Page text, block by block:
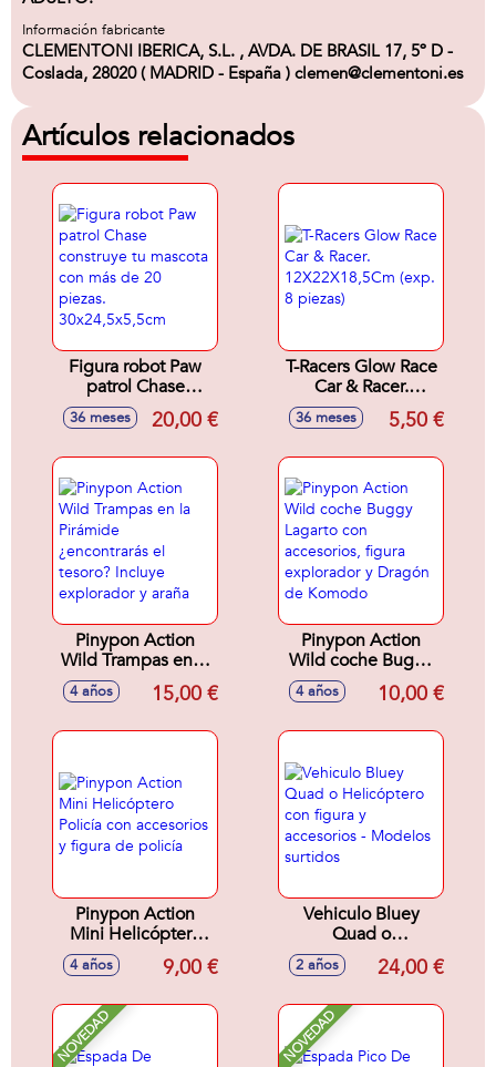
Información fabricante
CLEMENTONI IBERICA, S.L. , AVDA. DE BRASIL 17, 5º D -
Coslada, 28020 ( MADRID - España ) clemen@clementoni.es
Artículos relacionados
Figura robot Paw
patrol Chase
construye tu
mascota con más
36 meses 20,00 €
T-Racers Glow Race
Car & Racer.
12X22X18,5Cm
(exp. 8 piezas)
36 meses 5,50 €
Pinypon Action
Wild Trampas en la
Pirámide
¿encontrarás el
explorador y araña
4 años 15,00 €
Pinypon Action
Wild coche Buggy
Lagarto con
accesorios, figura
4 años 10,00 €
Pinypon Action
Mini Helicóptero
Policía con
accesorios y figura
4 años 9,00 €
Vehiculo Bluey
Quad o
Helicóptero con
figura y accesorios -
2 años 24,00 €
NOVEDAD NOVEDAD